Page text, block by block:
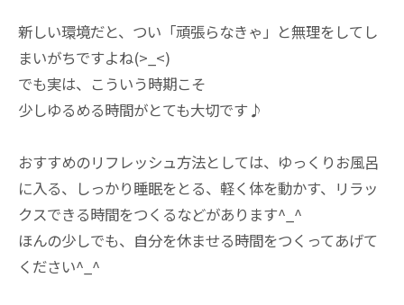
新しい環境だと、つい「頑張らなきゃ」 と無理をしてし
まいがちですよね(>_<)
でも実は、こういう時期こそ
少しゆるめる時間がとても大切です♪
おすすめのリフレッシュ方法としては、ゆっくりお風呂
に入る、 しっかり睡眠をとる、軽く体を動かす、 リラッ
クスできる時間をつくるなどがあります^_^
ほんの少しでも、自分を休ませる時間をつくってあげて
ください^ _^